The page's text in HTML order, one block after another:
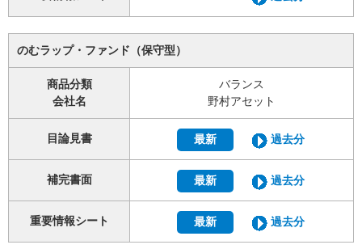
のむラップ・ファンド（保守型）
商品分類
会社名
バランス
野村アセット
目論見書 最新 過去分
補完書面 最新 過去分
重要情報シート 最新 過去分